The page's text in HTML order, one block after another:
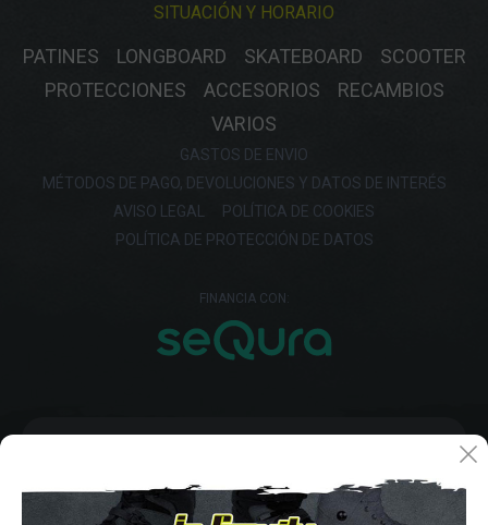
SITUACIÓN Y HORARIO
PATINES LONGBOARD SKATEBOARD
SCOOTER
PROTECCIONES
ACCESORIOS
RECAMBIOS
VARIOS
GASTOS DE ENVIO
MÉTODOS DE PAGO, DEVOLUCIONES Y DATOS DE INTERÉS
AVISO LEGAL
POLÍTICA DE COOKIES
POLÍTICA DE PROTECCIÓN DE DATOS
FINANCIA CON: